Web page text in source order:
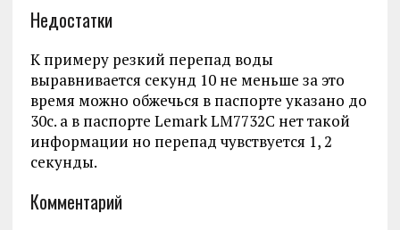
Недостатки
К примеру резкий перепад воды
выравнивается секунд 10 не меньше за это
время можно обжечься в паспорте указано до
30с. а в паспорте Lemark LM7732C нет такой
информации но перепад чувствуется 1, 2
секунды.
Комментарий